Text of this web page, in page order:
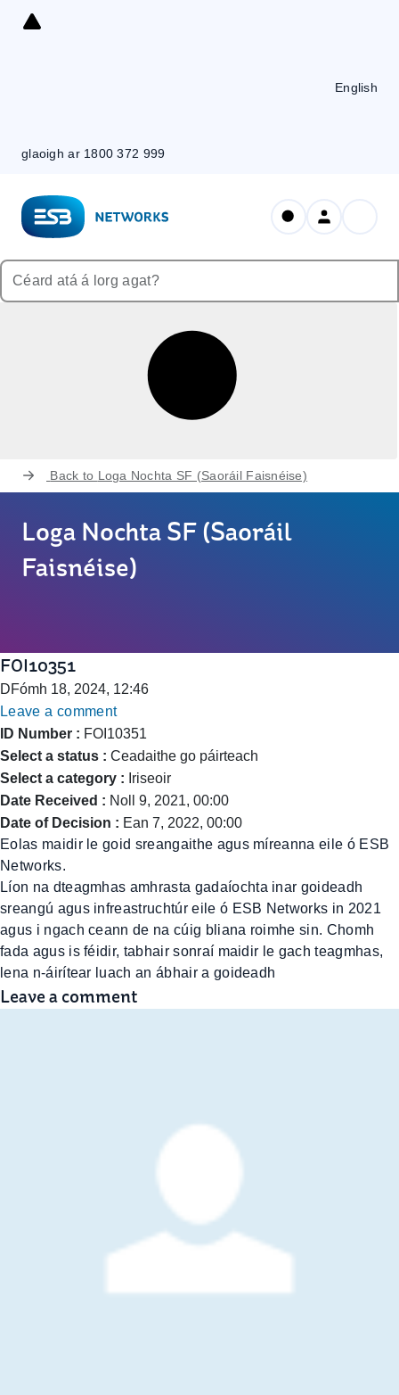
Skip
glaoigh ar 1800 372 999
English
Back to Loga Nochta SF (Saoráil Faisnéise)
Loga Nochta SF (Saoráil
Faisnéise)
FOI10351
DFómh 18, 2024, 12:46
Leave a comment
ID Number : FOI10351
Select a status : Ceadaithe go páirteach
Select a category : Iriseoir
Date Received : Noll 9, 2021, 00:00
Date of Decision : Ean 7, 2022, 00:00
Eolas maidir le goid sreangaithe agus míreanna eile ó ESB
Networks.
Líon na dteagmhas amhrasta gadaíochta inar goideadh
sreangú agus infreastruchtúr eile ó ESB Networks in 2021
agus i ngach ceann de na cúig bliana roimhe sin. Chomh
fada agus is féidir, tabhair sonraí maidir le gach teagmhas,
lena n-áirítear luach an ábhair a goideadh
Leave a comment